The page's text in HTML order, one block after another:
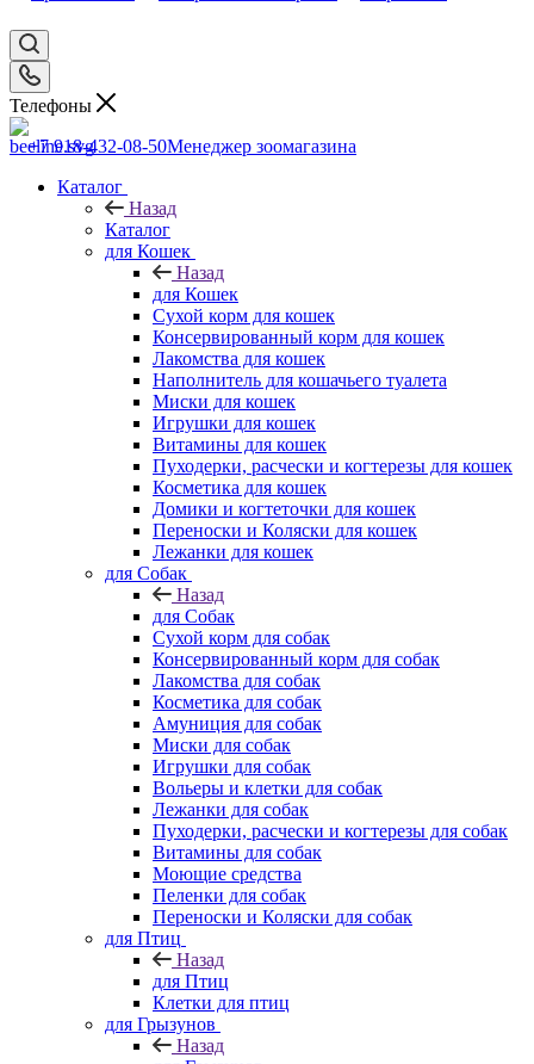
Телефоны
+7 918-432-08-50Менеджер зоомагазина
Каталог
Назад
Каталог
для Кошек
Назад
для Кошек
Сухой корм для кошек
Консервированный корм для кошек
Лакомства для кошек
Наполнитель для кошачьего туалета
Миски для кошек
Игрушки для кошек
Витамины для кошек
Пуходерки, расчески и когтерезы для кошек
Косметика для кошек
Домики и когтеточки для кошек
Переноски и Коляски для кошек
Лежанки для кошек
для Собак
Назад
для Собак
Сухой корм для собак
Консервированный корм для собак
Лакомства для собак
Косметика для собак
Амуниция для собак
Миски для собак
Игрушки для собак
Вольеры и клетки для собак
Лежанки для собак
Пуходерки, расчески и когтерезы для собак
Витамины для собак
Моющие средства
Пеленки для собак
Переноски и Коляски для собак
для Птиц
Назад
для Птиц
Клетки для птиц
для Грызунов
Назад